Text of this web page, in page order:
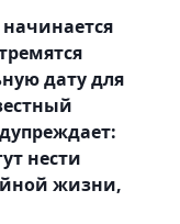
дату для
нести
жизни,